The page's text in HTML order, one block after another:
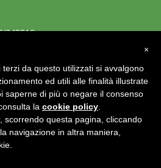
348810
×
da questo utilizzati si avvalgono
ed utili alle finalità illustrate
saperne di più o negare il consenso
la cookie policy
scorrendo questa pagina, cliccando
navigazione in altra maniera,